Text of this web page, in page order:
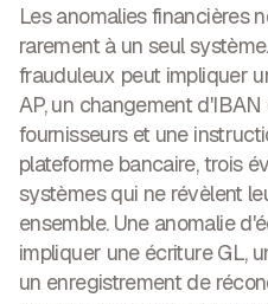
Les anomalies financières
rarement à un seul
frauduleux peut impliquer
AP, un changement
fournisseurs et une
plateforme bancaire, trois
systèmes qui ne révèlent
ensemble. Une anomalie
impliquer une écriture GL,
un enregistrement de